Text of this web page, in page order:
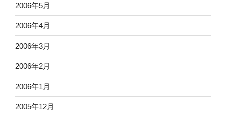
2006年5月
2006年4月
2006年3月
2006年2月
2006年1月
2005年12月